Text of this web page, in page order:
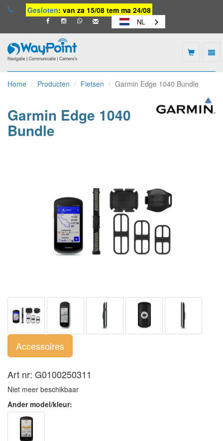
Gesloten: van za 15/08 tem ma 24/08
NL
-
naar
Home Producten Fietsen Garmin Edge 1040 Bundle
Garmin Edge 1040
Bundle
Accessoires
Art nr: G0100250311
Niet meer beschikbaar
Ander model/kleur: